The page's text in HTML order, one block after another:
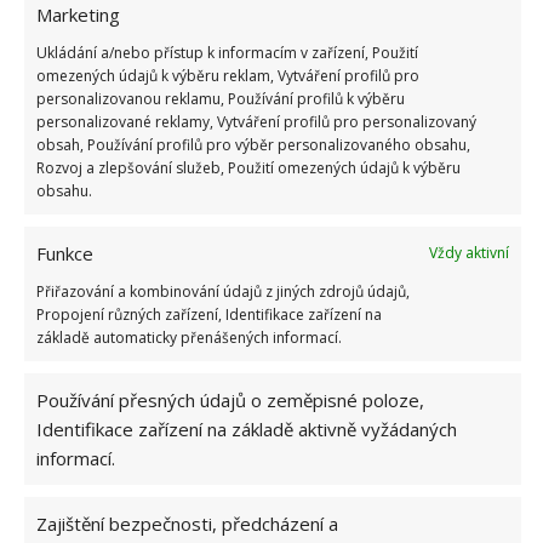
Marketing
Ukládání a/nebo přístup k informacím v zařízení, Použití
omezených údajů k výběru reklam, Vytváření profilů pro
personalizovanou reklamu, Používání profilů k výběru
personalizované reklamy, Vytváření profilů pro personalizovaný
obsah, Používání profilů pro výběr personalizovaného obsahu,
Rozvoj a zlepšování služeb, Použití omezených údajů k výběru
obsahu.
Funkce
Vždy aktivní
Přiřazování a kombinování údajů z jiných zdrojů údajů,
Propojení různých zařízení, Identifikace zařízení na
základě automaticky přenášených informací.
Používání přesných údajů o zeměpisné poloze,
Identifikace zařízení na základě aktivně vyžádaných
informací.
Zajištění bezpečnosti, předcházení a
Zdroje:Deccoria,IReceptář,TheSpruce